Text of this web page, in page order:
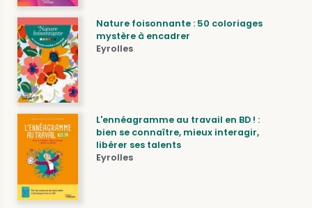
Nature foisonnante : 50 coloriages
mystère à encadrer
Eyrolles
L'ennéagramme au travail en BD ! :
bien se connaître, mieux interagir,
libérer ses talents
Eyrolles